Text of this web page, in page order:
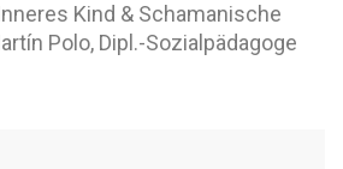
Kind & Schamanische
Polo, Dipl.-Sozialpädagoge